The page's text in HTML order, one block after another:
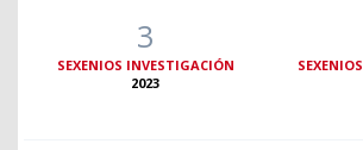
3
SEXENIOS INVESTIGACIÓN
2023